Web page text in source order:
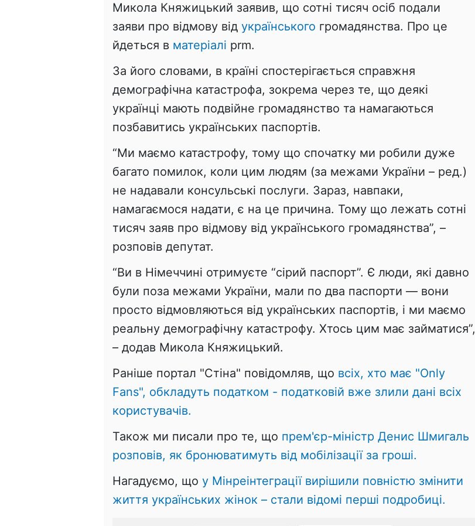
Микола Княжицький заявив, що сотні тисяч осіб подали
заяви про відмову від українського громадянства. Про це
йдеться в матеріалі prm.
За його словами, в країні спостерігається справжня
демографічна катастрофа, зокрема через те, що деякі
українці мають подвійне громадянство та намагаються
позбавитись українських паспортів.
“Ми маємо катастрофу, тому що спочатку ми робили дуже
багато помилок, коли цим людям (за межами України – ред.)
не надавали консульські послуги. Зараз, навпаки,
намагаємося надати, є на це причина. Тому що лежать сотні
тисяч заяв про відмову від українського громадянства”, –
розповів депутат.
“Ви в Німеччині отримуєте “сірий паспорт”. Є люди, які давно
були поза межами України, мали по два паспорти — вони
просто відмовляються від українських паспортів, і ми маємо
реальну демографічну катастрофу. Хтось цим має займатися”,
– додав Микола Княжицький.
Раніше портал "Стіна" повідомляв, що всіх, хто має "Only
Fans", обкладуть податком - податковій вже злили дані всіх
користувачів.
Також ми писали про те, що прем'єр-міністр Денис Шмигаль
розповів, як бронюватимуть від мобілізації за гроші.
Нагадуємо, що у Мінреінтеграції вирішили повністю змінити
життя українських жінок – стали відомі перші подробиці.